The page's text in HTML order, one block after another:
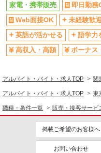
ティブなど）あり
社員登用あり
同じ職種から求人を探す
販売・
未経験歓迎
英語が活かせる
家電・携帯販売 即日勤務
Web面接OK
未経験歓
英語が活かせる
語学力
高収入・高額
ボーナス
アルバイト・バイト・求人TOP 関
アルバイト・バイト・求人TOP 東
職種・条件一覧 販売・接客サービ
掲載ご希望のお客様へ
お問い合わせ